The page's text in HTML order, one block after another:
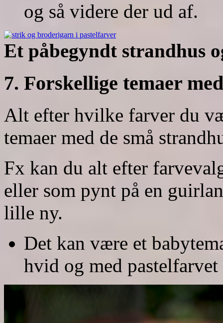
og så videre der ud af.
Et påbegyndt strandhus
7. Forskellige temaer
Alt efter hvilke farver du
temaer med de små
Fx kan du alt efter
eller som pynt på en
lille ny.
Det kan være et
hvid og med